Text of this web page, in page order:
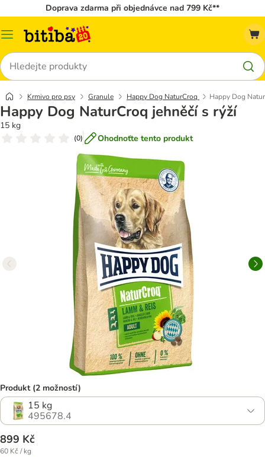
Doprava zdarma při objednávce nad 799 Kč**
Kategorie
Hledat
Krmivo pro psy Granule Happy Dog NaturCroq Happy Dog
Happy Dog NaturCroq jehněčí s rýží
15 kg
(0) Ohodnoťte tento produkt
Produkt (2 možností)
15 kg
495678.4
899 Kč
60 Kč / kg